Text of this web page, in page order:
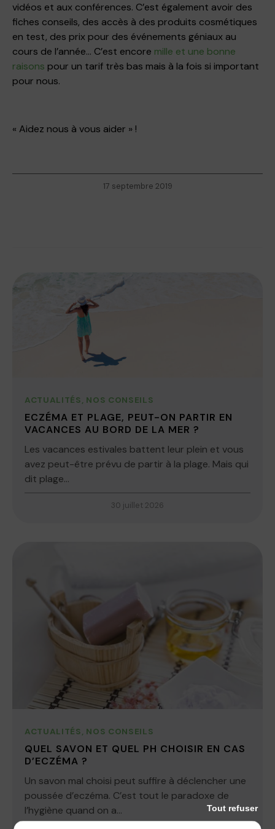
vidéos et aux conférences. C’est également avoir des
fiches conseils, des accès à des produits cosmétiques
en test, des prix pour des événements géniaux au
cours de l’année… C’est encore mille et une bonne
raisons pour un tarif très bas mais à la fois si important
pour nous.
« Aidez nous à vous aider » !
17 septembre 2019
ACTUALITÉS, NOS CONSEILS
ECZÉMA ET PLAGE, PEUT-ON PARTIR EN
VACANCES AU BORD DE LA MER ?
Les vacances estivales battent leur plein et vous
avez peut-être prévu de partir à la plage. Mais qui
dit plage...
30 juillet 2026
ACTUALITÉS, NOS CONSEILS
QUEL SAVON ET QUEL PH CHOISIR EN CAS
D’ECZÉMA ?
Un savon mal choisi peut suffire à déclencher une
poussée d’eczéma. C’est tout le paradoxe de
l’hygiène quand on a...
Tout refuser